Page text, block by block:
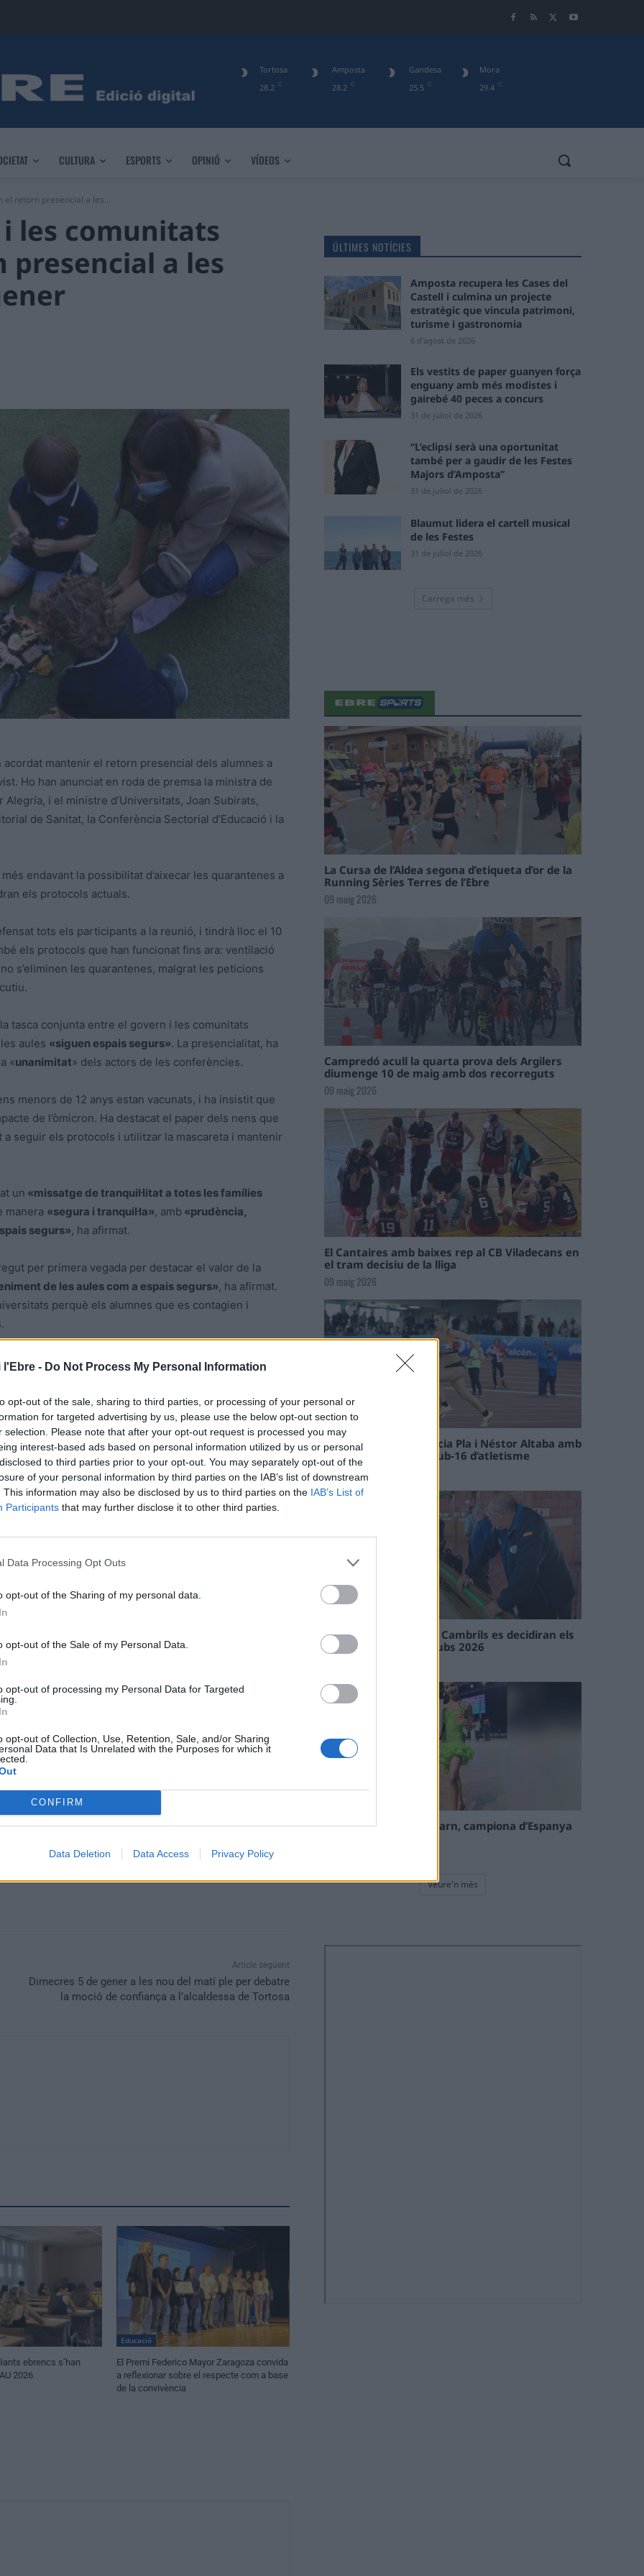
l'Ebre - Do Not Process My Personal Information
opt-out of the sale, sharing to third parties, or processing of your personal or
for targeted advertising by us, please use the below opt-out section to
selection. Please note that after your opt-out request is processed you may
interest-based ads based on personal information utilized by us or personal
to third parties prior to your opt-out. You may separately opt-out of the
of your personal information by third parties on the IAB’s list of downstream
This information may also be disclosed by us to third parties on the IAB’s List of
Participants that may further disclose it to other third parties.
Data Processing Opt Outs
opt-out of the Sharing of my personal data.
opt-out of the Sale of my Personal Data.
opt-out of processing my Personal Data for Targeted
opt-out of Collection, Use, Retention, Sale, and/or Sharing
Data that Is Unrelated with the Purposes for which it
CONFIRM
Data Deletion Data Access Privacy Policy
28.2 C
Tortosa
28.2 C
Amposta
25.5 C
Gandesa
29.4 C
Mora
CULTURA ESPORTS OPINIÓ VÍDEOS
el retorn presencial a les...
les comunitats
a les
mantenir el retorn presencial dels alumnes a
Ho han anunciat en roda de premsa la ministra de
Alegría, i el ministre d’Universitats, Joan Subirats,
de Sanitat, la Conferència Sectorial d’Educació i la
endavant la possibilitat d’aixecar les quarantenes a
els protocols actuals.
tots els participants a la reunió, i tindrà lloc el 10
els protocols que han funcionat fins ara: ventilació
s’eliminen les quarantenes, malgrat les peticions
tasca conjunta entre el govern i les comunitats
aules «siguen espais segurs». La presencialitat, ha
«unanimitat» dels actors de les conferències.
menors de 12 anys estan vacunats, i ha insistit que
de l’òmicron. Ha destacat el paper dels nens que
a seguir els protocols i utilitzar la mascareta i mantenir
un «missatge de tranquil·litat a totes les famílies
manera «segura i tranquil·la», amb «prudència,
segurs», ha afirmat.
per primera vegada per destacar el valor de la
de les aules com a espais segurs», ha afirmat.
perquè els alumnes que es contagien i
pròxima reunió la possibilitat de revisar el protocol
taula l’opció d’eliminar les quarantenes per als
un positiu, encara que no estiguen vacunats.
i s’analitzarà aquesta possibilitat les pròximes
protocols generals que són aplicables».D’esta
confinant en cas de positius.
sentit cal que l’executiu reba la proposta de la
Salut Pública, que és qui haurà d’abordar la qüestió
aquest tipus de decisions de manera «
la fórmula i aïllar només els alumnes
preveu que en cas de positiu es
la venda de test d’antígens, i manté tancada la porta
com sí que fan a altres països europeus.
i treballar amb les farmàcies l’assequibilitat
Article següent
Dimecres 5 de gener a les nou del matí ple per debatre
la moció de confiança a l’alcaldessa de Tortosa
ebrencs s’han
2026
Educació
El Premi Federico Mayor Zaragoza convida
a reflexionar sobre el respecte com a base
de la convivència
ÚLTIMES NOTÍCIES
Amposta recupera les Cases del
Castell i culmina un projecte
estratègic que vincula patrimoni,
turisme i gastronomia
6 d'agost de 2026
Els vestits de paper guanyen força
enguany amb més modistes i
gairebé 40 peces a concurs
31 de juliol de 2026
“L’eclipsi serà una oportunitat
també per a gaudir de les Festes
Majors d’Amposta”
31 de juliol de 2026
Blaumut lidera el cartell musical
de les Festes
31 de juliol de 2026
Carrega més
La Cursa de l’Aldea segona d’etiqueta d’or de la
Running Sèries Terres de l’Ebre
09 maig 2026
Campredó acull la quarta prova dels Argilers
diumenge 10 de maig amb dos recorreguts
09 maig 2026
El Cantaires amb baixes rep al CB Viladecans en
el tram decisiu de la lliga
09 maig 2026
Paula Sintorres, Patrícia Pla i Néstor Altaba amb
la selecció catalana sub-16 d’atletisme
08 maig 2026
En les tirades de Flix i Cambrils es decidiran els
campions de l’Interclubs 2026
La tortosina Cinta Talarn, campiona d’Espanya
Veure'n més